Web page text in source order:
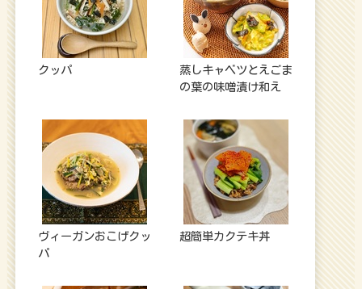
クッパ
蒸しキャベツとえごま
の葉の味噌漬け和え
ヴィーガンおこげクッ
パ
超簡単カクテキ丼